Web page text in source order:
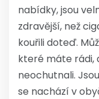
nabídky, jsou
zdravější, než
kouřili doteď.
které máte rádi,
neochutnali.
se nachází v